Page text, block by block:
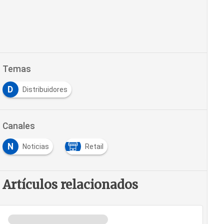
Temas
D Distribuidores
Canales
N Noticias Retail
Artículos relacionados